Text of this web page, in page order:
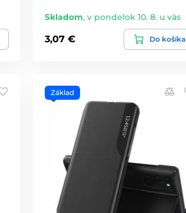
Skladom, v pondelok 10. 8. u vás
3,07 € Do košíka
Základ